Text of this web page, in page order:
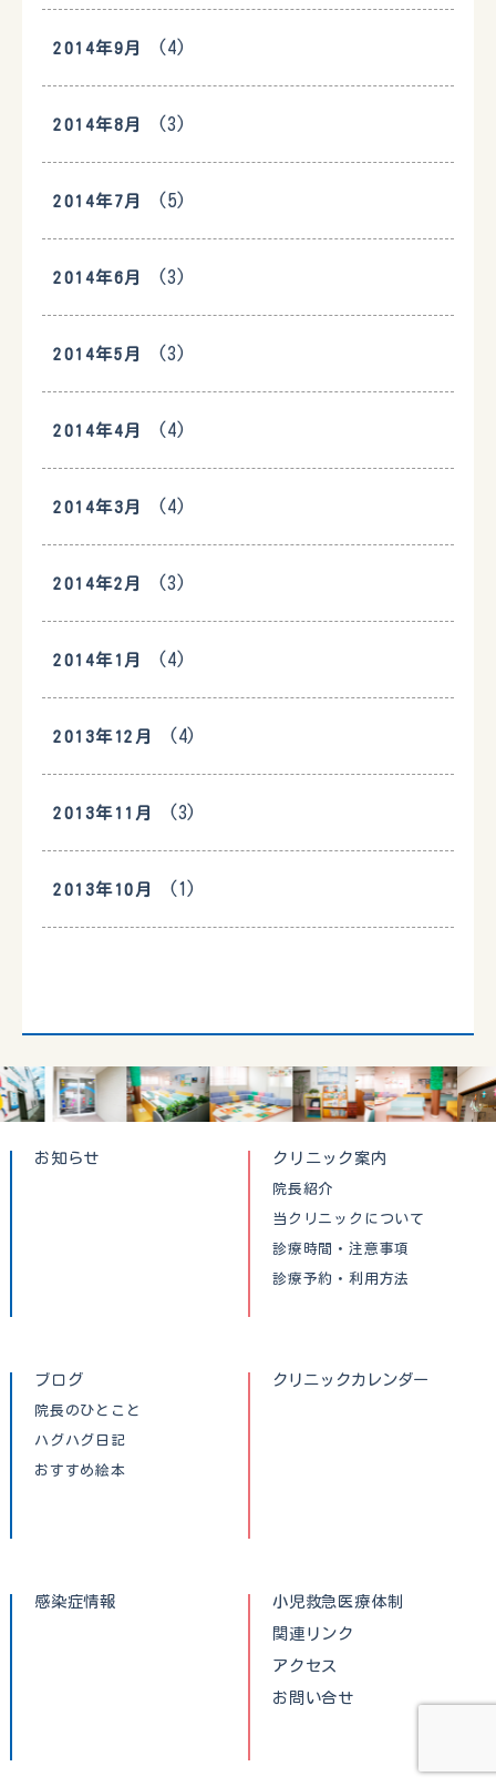
2014年9月 (4)
2014年8月 (3)
2014年7月 (5)
2014年6月 (3)
2014年5月 (3)
2014年4月 (4)
2014年3月 (4)
2014年2月 (3)
2014年1月 (4)
2013年12月 (4)
2013年11月 (3)
2013年10月 (1)
お知らせ クリニック案内
院長紹介
当クリニックについて
診療時間・注意事項
診療予約・利用方法
ブログ
院長のひとこと
ハグハグ日記
おすすめ絵本
クリニックカレンダー
感染症情報
小児救急医療体制
関連リンク
アクセス
お問い合せ